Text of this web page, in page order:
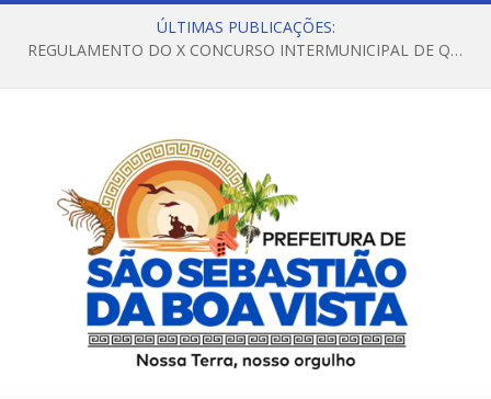
ÚLTIMAS PUBLICAÇÕES:
REGULAMENTO DO X CONCURSO INTERMUNICIPAL DE QUADRILHAS JUNINAS – 2026 – ARRAIÁ DA VENEZA